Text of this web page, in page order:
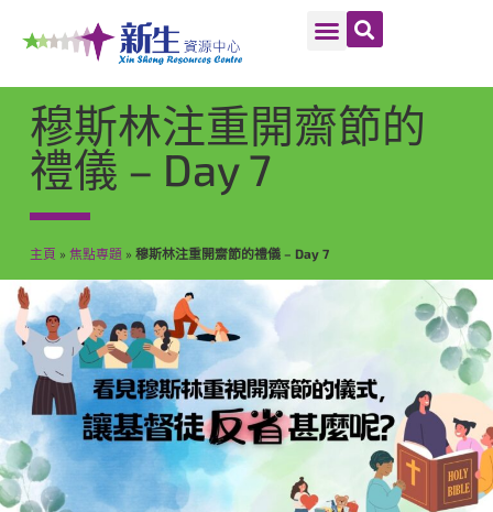
穆斯林注重開齋節的
禮儀 – Day 7
主頁 » 焦點専題» 穆斯林注重開齋節的禮儀 – Day 7